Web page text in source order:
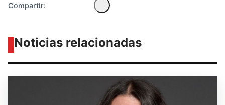
Compartir:
Noticias relacionadas